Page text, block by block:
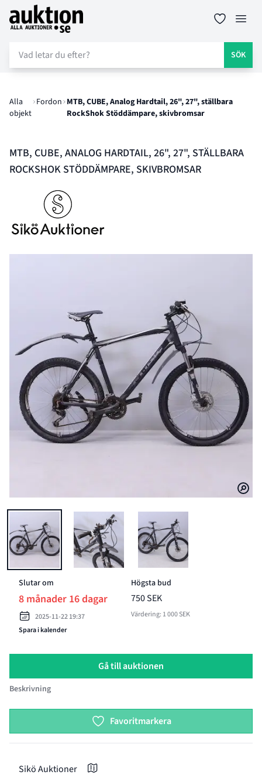
Auktion.se
SÖK
Alla
objekt
Fordon MTB, CUBE, Analog Hardtail, 26", 27", ställbara
RockShok Stöddämpare, skivbromsar
MTB, CUBE, ANALOG HARDTAIL, 26", 27", STÄLLBARA
ROCKSHOK STÖDDÄMPARE, SKIVBROMSAR
BILD 1 AV MTB, CUBE, ANALOG HARDTAIL, 26", 27", STÄLLBARA
BILD 2 AV MTB, CUBE, ANALOG HARDTAIL, 26",
BILD 3 AV MTB, CUBE,
Slutar om
8 månader 16 dagar
2025-11-22 19:37
Spara i kalender
Högsta bud
750 SEK
Värdering: 1 000 SEK
Gå till auktionen
Beskrivning
Favoritmarkera
Sikö Auktioner